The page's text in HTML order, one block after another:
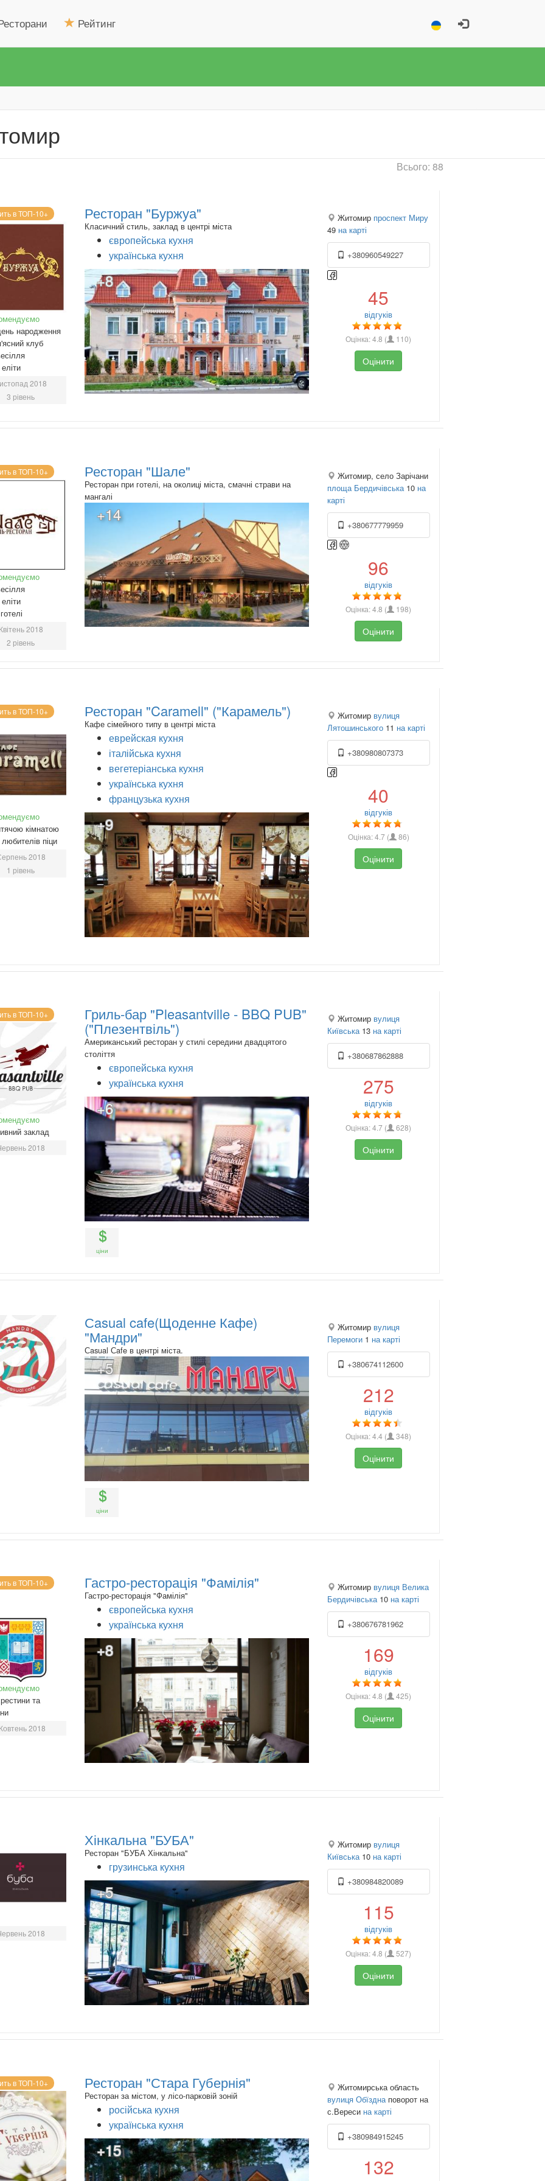
Рейтинг
Всього: 88
в ТОП-10+
народження
клуб
2018
3 рівень
Ресторан "Буржуа"
Класичний стиль, заклад в центрі міста
європейська кухня
українська кухня
+8
Житомир проспект Миру
49 на карті
+380960549227
45
відгуків
Оцінка:4.8 ( 110)
Оцінити
в ТОП-10+
2018
2 рівень
Ресторан "Шале"
Ресторан при готелі, на околиці міста, смачні страви на
мангалі
+14
Житомир, село Зарічани
площа Бердичівська10 на
карті
+380677779959
96
відгуків
Оцінка:4.8 ( 198)
Оцінити
в ТОП-10+
кімнатою
піци
2018
1 рівень
Ресторан "Caramell" ("Карамель")
Кафе сімейного типу в центрі міста
еврейская кухня
італійська кухня
вегетеріанська кухня
українська кухня
французька кухня
+9
Житомир вулиця
Лятошинського11 на карті
+380980807373
40
відгуків
Оцінка:4.7 ( 86)
Оцінити
в ТОП-10+
заклад
2018
Гриль-бар "Pleasantville - BBQ PUB"
("Плезентвіль")
Американський ресторан у стилі середини двадцятого
століття
європейська кухня
українська кухня
+6
ціни
Житомир вулиця
Київська13 на карті
+380687862888
275
відгуків
Оцінка:4.7 ( 628)
Оцінити
Сasual cafe(Щоденне Кафе)
"Мандри"
Сasual Сafe в центрі міста.
+5
ціни
Житомир вулиця
Перемоги1 на карті
+380674112600
212
відгуків
Оцінка:4.4 ( 348)
Оцінити
в ТОП-10+
та
2018
Гастро-ресторація "Фамілія"
Гастро-ресторація "Фамілія"
європейська кухня
українська кухня
+8
Житомир вулиця Велика
Бердичівська10 на карті
+380676781962
169
відгуків
Оцінка:4.8 ( 425)
Оцінити
2018
Хінкальна "БУБА"
Ресторан "БУБА Хінкальна"
грузинська кухня
+5
Житомир вулиця
Київська10 на карті
+380984820089
115
відгуків
Оцінка:4.8 ( 527)
Оцінити
в ТОП-10+ Ресторан "Стара Губернія"
Ресторан за містом, у лісо-парковій зоній
російська кухня
українська кухня
+15
Житомирська область
вулиця Обїзднаповорот на
с.Вереси на карті
+380984915245
132